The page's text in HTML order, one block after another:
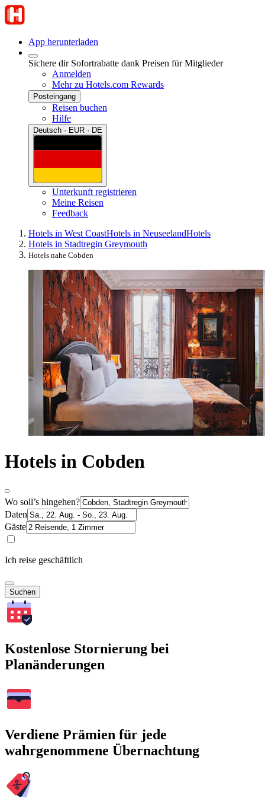
App herunterladen
Sichere dir Sofortrabatte dank Preisen für Mitglieder
Anmelden
Mehr zu Hotels.com Rewards
Posteingang
Reisen buchen
Hilfe
Deutsch · EUR · DE
Unterkunft registrieren
Meine Reisen
Feedback
Hotels in West CoastHotels in NeuseelandHotels
Hotels in Stadtregin Greymouth
Hotels nahe Cobden
Hotels in Cobden
Wo soll’s hingehen?
Daten
Gäste
Ich reise geschäftlich
Suchen
Kostenlose Stornierung bei
Planänderungen
Verdiene Prämien für jede
wahrgenommene Übernachtung